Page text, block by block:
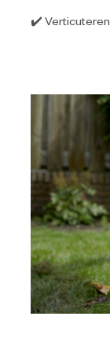
✔️ Verticuteren